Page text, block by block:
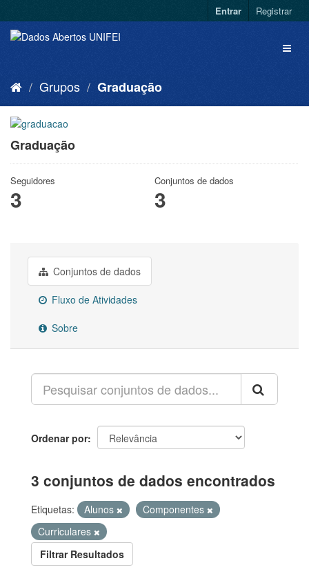
Entrar Registrar
Grupos Graduação
Graduação
Seguidores
3
Conjuntos de dados
3
Conjuntos de dados
Fluxo de Atividades
Sobre
Ordenar por
3 conjuntos de dados encontrados
Etiquetas: Alunos
Componentes
Curriculares
Filtrar Resultados